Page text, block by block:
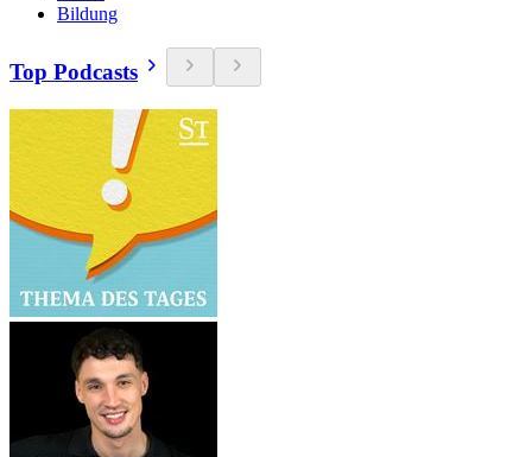
Bildung
Top Podcasts